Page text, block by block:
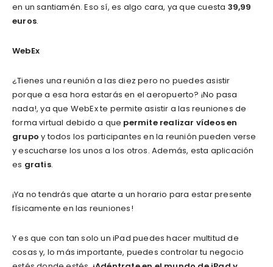
en un santiamén. Eso sí, es algo cara, ya que cuesta 39,99
euros.
WebEx
¿Tienes una reunión a las diez pero no puedes asistir
porque a esa hora estarás en el aeropuerto? ¡No pasa
nada!, ya que WebEx te permite asistir a las reuniones de
forma virtual debido a que permite realizar vídeos en
grupo y todos los participantes en la reunión pueden verse
y escucharse los unos a los otros. Además, esta aplicación
es gratis.
¡Ya no tendrás que atarte a un horario para estar presente
físicamente en las reuniones!
Y es que con tan solo un iPad puedes hacer multitud de
cosas y, lo más importante, puedes controlar tu negocio